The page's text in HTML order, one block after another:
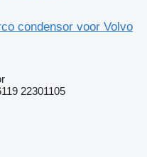
condensor voor Volvo
22301105